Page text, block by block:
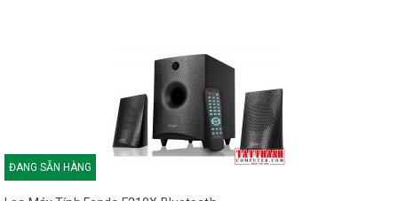
ĐANG SẴN HÀNG